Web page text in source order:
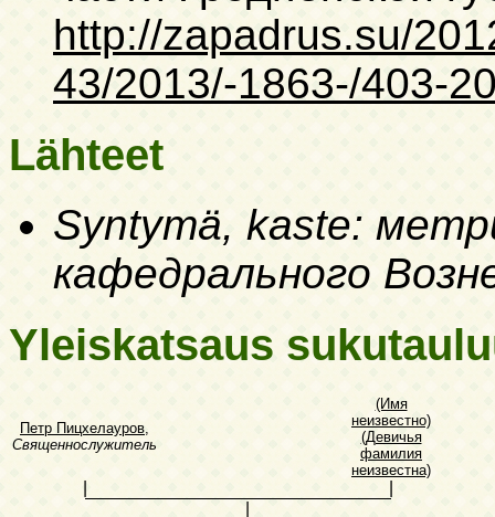
http://zapadrus.su/
43/2013/-1863-/403-
Lähteet
Syntymä, kaste:
кафедрального
Yleiskatsaus
Петр Пицхелауров
Священнослужитель
(Имя
неизвестно)
(Девичья
фамилия
неизвестна)